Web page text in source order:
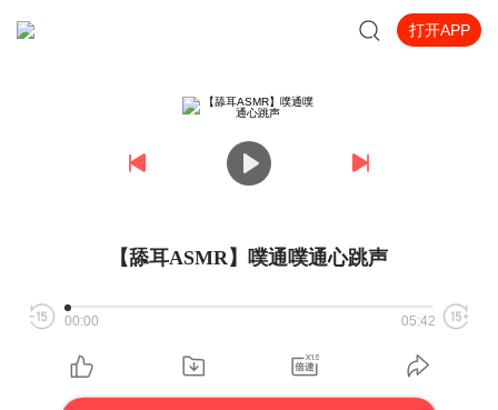
打开APP
【舔耳ASMR】噗通噗通心跳声
00:00 05:42